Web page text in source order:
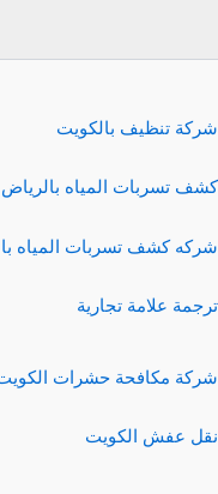
شركة تنظيف بالكويت
كشف تسربات المياه بالرياض
شركه كشف تسربات المياه
ترجمة علامة تجارية
شركة مكافحة حشرات
نقل عفش الكويت